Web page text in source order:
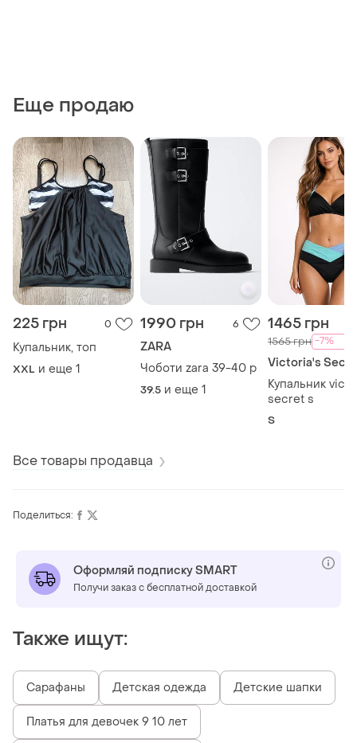
Еще продаю
225 грн 0
Купальник, топ
XXL и еще 1
1990 грн 6
ZARA
Чоботи zara 39-40 р
39.5 и еще 1
1465 грн
1565 грн -7%
Victoria's
Купальник
secret s
S
Все товары продавца
Поделиться:
Оформляй подписку SMART
Получи заказ с бесплатной доставкой
Также ищут:
Сарафаны Детская одежда Детские шапки
Платья для девочек 9 10 лет